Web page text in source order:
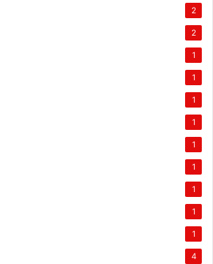
2
2
1
1
1
1
1
1
1
1
1
4